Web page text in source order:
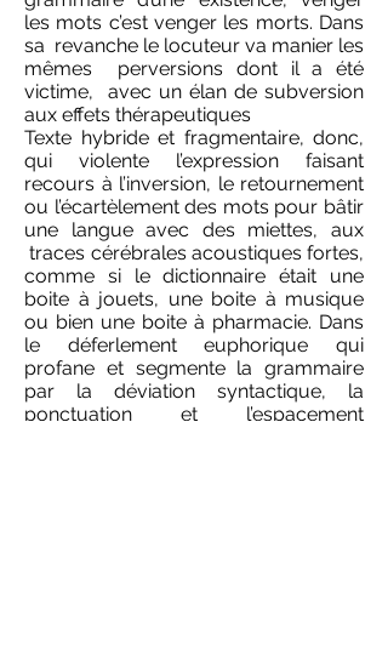
les mots c’est venger les morts. Dans
sa revanche le locuteur va manier les
mêmes perversions dont il a été
victime, avec un élan de subversion
aux effets thérapeutiques
Texte hybride et fragmentaire, donc,
qui violente l’expression faisant
recours à l’inversion, le retournement
ou l’écartèlement des mots pour bâtir
une langue avec des miettes, aux
traces cérébrales acoustiques fortes,
comme si le dictionnaire était une
boite à jouets, une boite à musique
ou bien une boite à pharmacie. Dans
le déferlement euphorique qui
profane et segmente la grammaire
par la déviation syntactique, la
ponctuation et l’espacement